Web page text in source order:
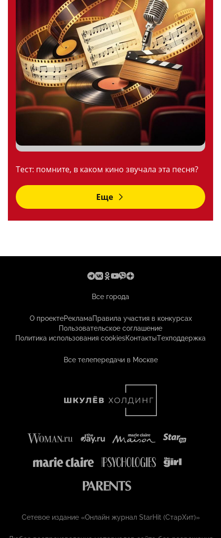
Тест: помните, в каком кино звучала эта песня?
Еще
Все города
О проектеРекламаПравила участия в конкурсах
Пользовательское соглашение
Политика использования cookiesКонтактыТехподдержка
Все телепередачи в Москве
Сетевое издание «Онлайн журнал StarHit (СтарХит)»